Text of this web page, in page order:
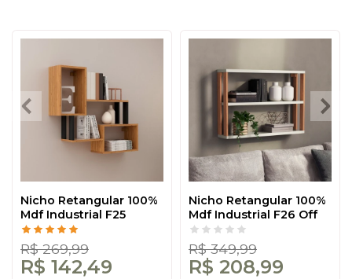
Nicho Retangular 100%
Mdf Industrial F25
Freijó/Preto - Dalla
Costa
R$ 269,99
R$ 142,49
Nicho Retangular 100%
Mdf Industrial F26 Off
White/Freijó - Dalla
Costa
R$ 349,99
R$ 208,99